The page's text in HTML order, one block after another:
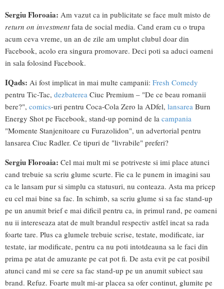
Sergiu Floroaia: Am vazut ca in publicitate se face mult misto de
return on investmentfata de social media. Cand eram cu o trupa
acum ceva vreme, un an de zile am umplut clubul doar din
Facebook, acolo era singura promovare. Deci poti sa aduci oameni
in sala folosind Facebook.
IQads: Ai fost implicat in mai multe campanii: Fresh Comedy
pentru Tic-Tac, dezbaterea Ciuc Premium – "De ce beau romanii
bere?", comics-uri pentru Coca-Cola Zero la ADfel, lansarea Burn
Energy Shot pe Facebook, stand-up pornind de la campania
"Momente Stanjenitoare cu Furazolidon", un advertorial pentru
lansarea Ciuc Radler. Ce tipuri de "livrabile" preferi?
Sergiu Floroaia: Cel mai mult mi se potriveste si imi place atunci
cand trebuie sa scriu glume scurte. Fie ca le punem in imagini sau
ca le lansam pur si simplu ca statusuri, nu conteaza. Asta ma pricep
eu cel mai bine sa fac. In schimb, sa scriu glume si sa fac stand-up
pe un anumit brief e mai dificil pentru ca, in primul rand, pe oameni
nu ii intereseaza atat de mult brandul respectiv astfel incat sa rada
foarte tare. Plus ca glumele trebuie scrise, testate, modificate, iar
testate, iar modificate, pentru ca nu poti intotdeauna sa le faci din
prima pe atat de amuzante pe cat pot fi. De asta evit pe cat posibil
atunci cand mi se cere sa fac stand-up pe un anumit subiect sau
brand. Refuz. Foarte mult mi-ar placea sa ofer continut, glumite pe